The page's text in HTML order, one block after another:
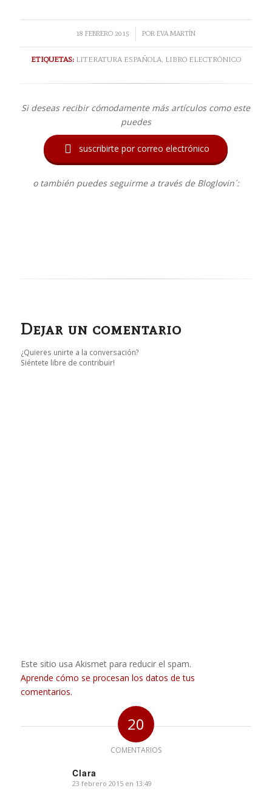
18 FEBRERO 2015
/ POREVA MARTÍN
ETIQUETAS: LITERATURA ESPAÑOLA, LIBRO ELECTRÓNICO
Si deseas recibir cómodamente más artículos como este
puedes
 suscribirte por correo electrónico
o también puedes seguirme a través de Bloglovin´:
Dejar un comentario
¿Quieres unirte a la conversación?
Siéntete libre de contribuir!
Este sitio usa Akismet para reducir el spam.
Aprende cómo se procesan los datos de tus
comentarios.
20
COMENTARIOS
Clara
Dice:
23 febrero 2015 en 13:49